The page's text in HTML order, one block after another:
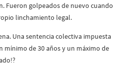
Fueron golpeados de nuevo cuando
linchamiento legal.
Una sentencia colectiva impuesta
mínimo de 30 años y un máximo de